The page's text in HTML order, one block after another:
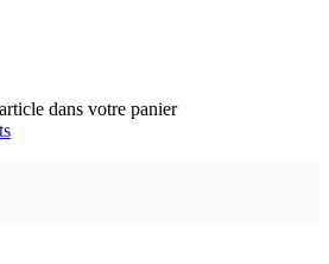
dans votre panier